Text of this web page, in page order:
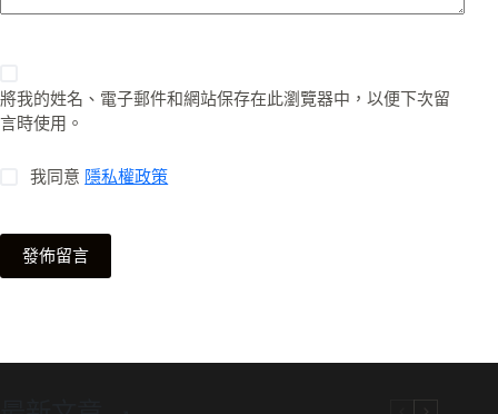
將我的姓名、電子郵件和網站保存在此瀏覽器中，以便下次留
言時使用。
我同意 隱私權政策
發佈留言